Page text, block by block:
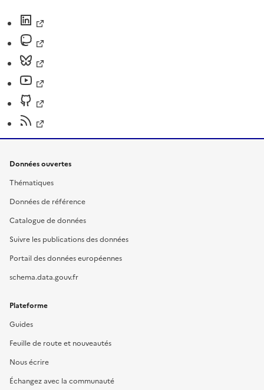
Données ouvertes
Thématiques
Données de référence
Catalogue de données
Suivre les publications des données
Portail des données européennes
schema.data.gouv.fr
Plateforme
Guides
Feuille de route et nouveautés
Nous écrire
Échangez avec la communauté